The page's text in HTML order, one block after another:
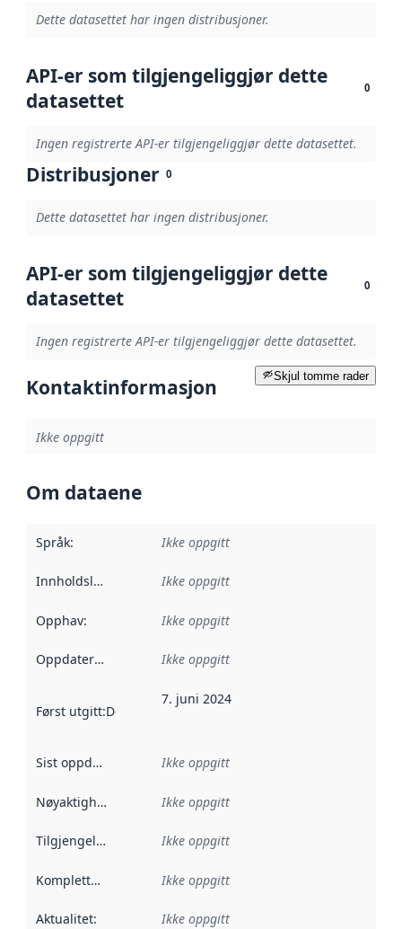
Dette datasettet har ingen distribusjoner.
API-er som tilgjengeliggjør dette
datasettet
0
Ingen registrerte API-er tilgjengeliggjør dette datasettet.
Distribusjoner 0
Dette datasettet har ingen distribusjoner.
API-er som tilgjengeliggjør dette
datasettet
0
Ingen registrerte API-er tilgjengeliggjør dette datasettet.
Skjul tomme rader
Kontaktinformasjon
Ikke oppgitt
Om dataene
Språk: Ikke oppgitt
Innholdsleverandører :
Ikke oppgitt
Opphav: Ikke oppgitt
Oppdateringsfrekvens :
Ikke oppgitt
Først utgitt:Denne datoen sier når dataene i dette
7. juni 2024
Sist oppdatert Ikke oppgitt
Nøyaktighet Ikke oppgitt
Tilgjengelighet Ikke oppgitt
Kompletthet Ikke oppgitt
Aktualitet: Ikke oppgitt